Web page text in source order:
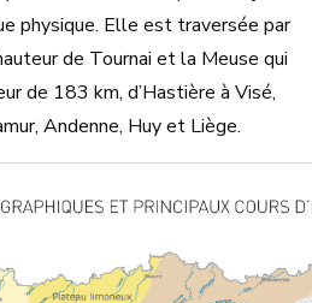
physique. Elle est traversée par
de Tournai et la Meuse qui
de 183 km, d’Hastière à Visé,
Andenne, Huy et Liège.